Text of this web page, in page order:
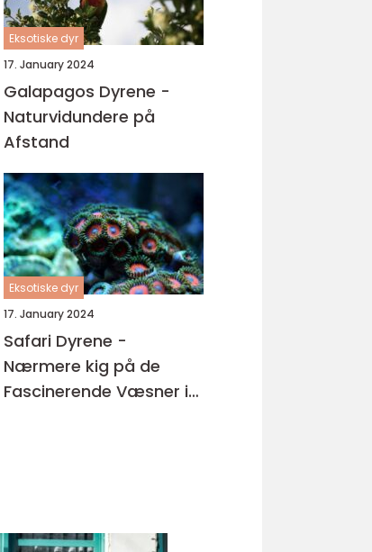
Eksotiske dyr
17. January 2024
Galapagos Dyrene -
Naturvidundere på
Afstand
Eksotiske dyr
17. January 2024
Safari Dyrene -
Nærmere kig på de
Fascinerende Væsner i